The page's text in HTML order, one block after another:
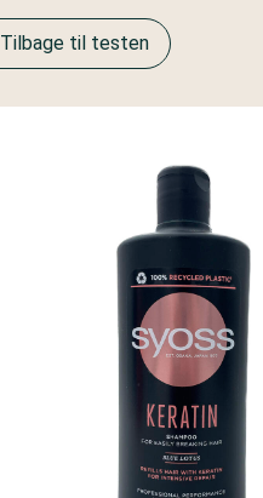
Tilbage til testen